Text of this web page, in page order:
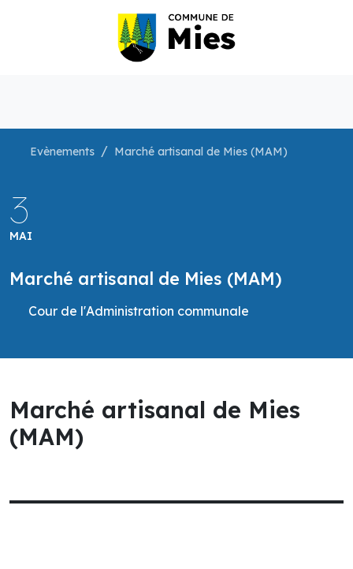
Evènements Marché artisanal de Mies (MAM)
3
MAI
Marché artisanal de Mies (MAM)
Cour de l'Administration communale
Marché artisanal de Mies
(MAM)